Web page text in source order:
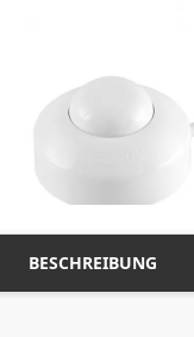
BESCHREIBUNG